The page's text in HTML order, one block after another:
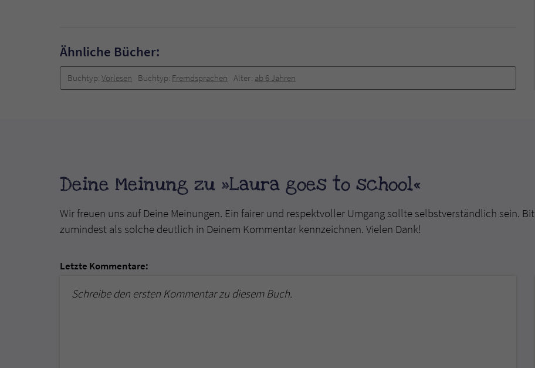
Ähnliche Bücher:
Buchtyp: Vorlesen Buchtyp: Fremdsprachen Alter: ab 6 Jahren
Deine Meinung zu »Laura goes to school«
Wir freuen uns auf Deine Meinungen. Ein fairer und respektvoller Umgang sollte selbstverständlich sein.
zumindest als solche deutlich in Deinem Kommentar kennzeichnen. Vielen Dank!
Letzte Kommentare:
Schreibe den ersten Kommentar zu diesem Buch.